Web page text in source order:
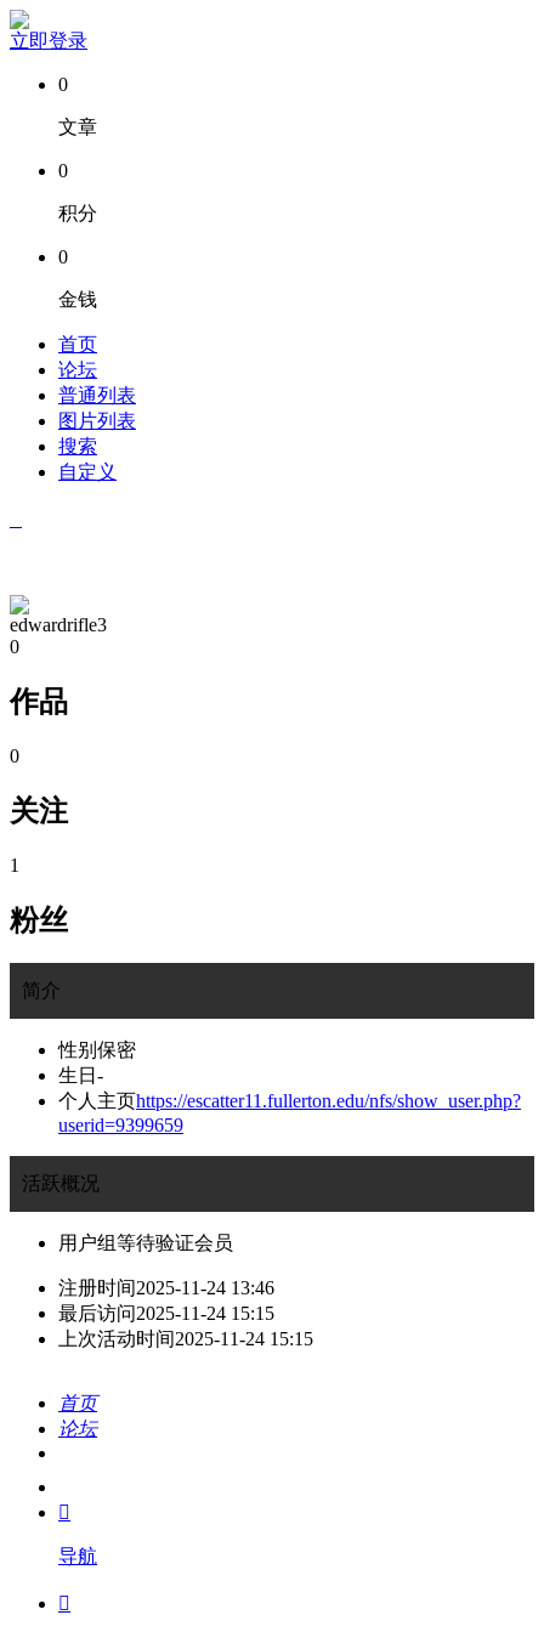
立即登录
0
文章
0
积分
0
金钱
首页
论坛
普通列表
图片列表
搜索
自定义
edwardrifle3
0
作品
0
关注
1
粉丝
简介
性别 保密
生日 -
个人主页https://escatter11.fullerton.edu/nfs/show_user.php?
userid=9399659
活跃概况
用户组等待验证会员
注册时间2025-11-24 13:46
最后访问2025-11-24 15:15
上次活动时间2025-11-24 15:15
首页
论坛
我的

导航
